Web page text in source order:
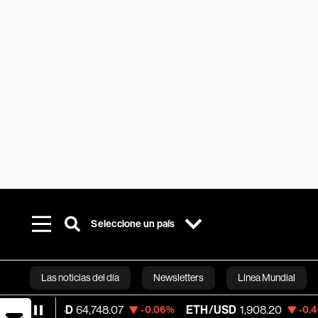
Seleccione un país
Las noticias del día Newsletters Línea Mundial
Bloomberg
-0.06% ETH/USD 1,908.20 -0.40% Visa